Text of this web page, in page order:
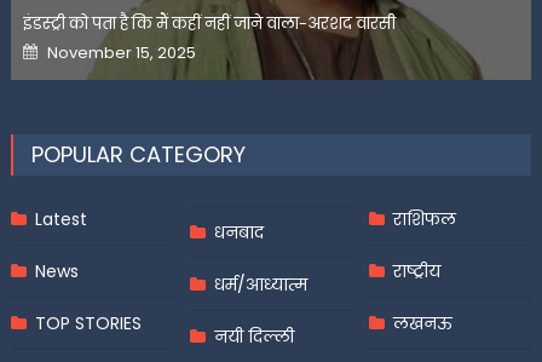
इंडस्ट्री को पता है कि मैं कहीं नहीं जाने वाला-अरशद वारसी
Posted
on
November 15, 2025
POPULAR CATEGORY
Latest
News
TOP STORIES
धनबाद
धर्म/आध्यात्म
नयी दिल्ली
राशिफल
राष्ट्रीय
लखनऊ